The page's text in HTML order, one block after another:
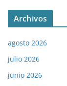
Archivos
agosto 2026
julio 2026
junio 2026